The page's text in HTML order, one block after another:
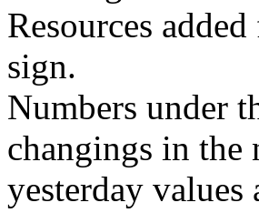
Resources
sign.
Numbers under
changings in the
yesterday values